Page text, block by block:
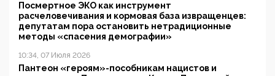
Посмертное ЭКО как инструмент
расчеловечивания и кормовая база извращенцев:
депутатам пора остановить нетрадиционные
методы «спасения демографии»
10:34, 07 Июля 2026
Пантеон «героям»-пособникам нацистов и